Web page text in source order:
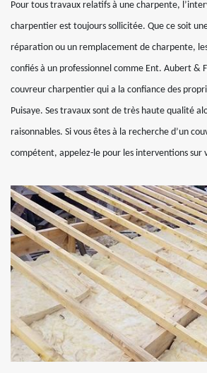
Pour tous travaux relatifs à une charpente,
charpentier est toujours sollicitée. Que ce soit
réparation ou un remplacement de charpente,
confiés à un professionnel comme Ent. Aubert &
couvreur charpentier qui a la confiance des
Puisaye. Ses travaux sont de très haute qualité
raisonnables. Si vous êtes à la recherche d’un
compétent, appelez-le pour les interventions sur